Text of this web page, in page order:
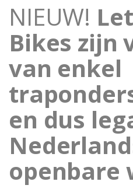
NIEUW!
Bikes zijn
van enkel
en dus
openbare